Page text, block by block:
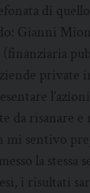
di
Gianni
private
da risanare
mi sentivo
la stessa
i risultati